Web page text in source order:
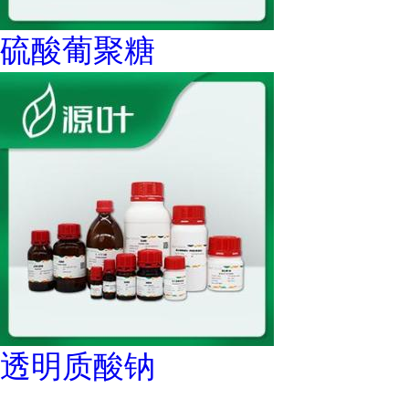
硫酸葡聚糖
透明质酸钠